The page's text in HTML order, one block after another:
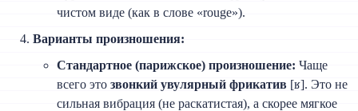
чистом виде (как в слове «rouge»).
Варианты произношения:
Стандартное (парижское) произношение: Чаще
всего этозвонкий увулярный фрикатив [ʁ]. Это не
сильная вибрация (не раскатистая), а скорее мягкое